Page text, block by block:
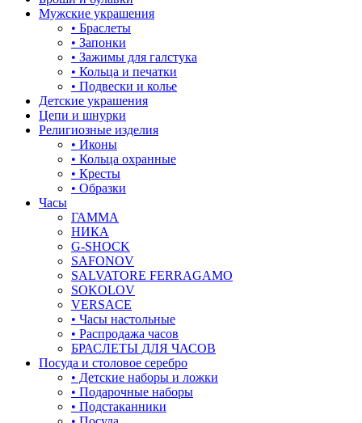
17-22
17.5-19
17.5-19.5
17.5-20
18-19.5
18.5
18.5-23
корона
кошки
круг (шар)
крылья и перья
листья
ловец снов
лошадки и единороги
лягушки
медведь
музыка
мышки
обереги
один камень
Мужские украшения
• Браслеты
• Запонки
• Зажимы для галстука
• Кольца и печатки
• Подвески и колье
Детские украшения
Цепи и шнурки
Религиозные изделия
• Иконы
• Кольца охранные
• Кресты
• Образки
Часы
ГАММА
НИКА
G-SHOCK
SAFONOV
SALVATORE FERRAGAMO
SOKOLOV
VERSACE
• Часы настольные
• Распродажа часов
БРАСЛЕТЫ ДЛЯ ЧАСОВ
Посуда и столовое серебро
• Детские наборы и ложки
• Подарочные наборы
• Подстаканники